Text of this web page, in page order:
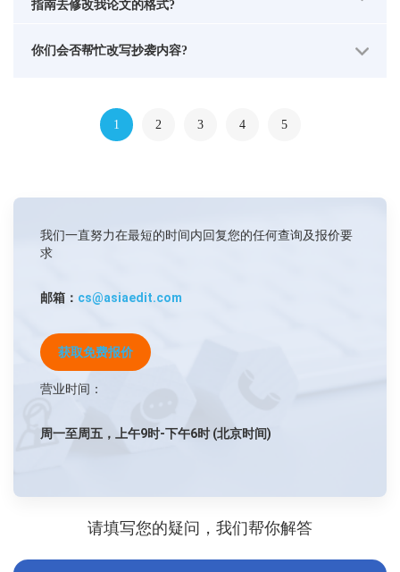
我们一直努力在最短的时间内回复您的任何查询及报价要
求
邮箱： cs@asiaedit.com
获取免费报价
营业时间：
周一至周五，上午9时-下午6时 (北京时间)
指南去修改我论文的格式?
你们会否帮忙改写抄袭内容?
1 2 3 4 5
请填写您的疑问，我们帮你解答